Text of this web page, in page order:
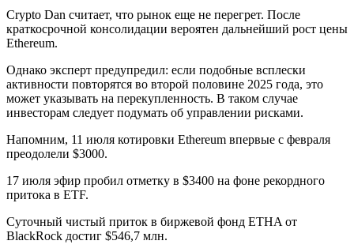
Crypto Dan считает, что рынок еще не перегрет. После
краткосрочной консолидации вероятен дальнейший рост цены
Ethereum.
Однако эксперт предупредил: если подобные всплески
активности повторятся во второй половине 2025 года, это
может указывать на перекупленность. В таком случае
инвесторам следует подумать об управлении рисками.
Напомним, 11 июля котировки Ethereum впервые с февраля
преодолели $3000.
17 июля эфир пробил отметку в $3400 на фоне рекордного
притока в ETF.
Суточный чистый приток в биржевой фонд ETHA от
BlackRock достиг $546,7 млн.